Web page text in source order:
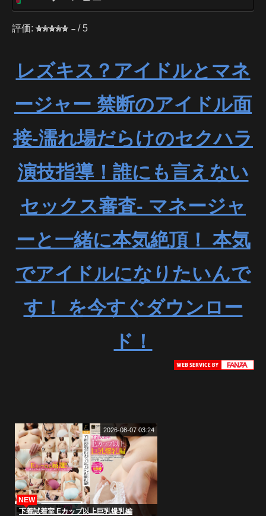
評価: – / 5
レズキス？アイドルとマネ
ージャー 禁断のアイドル面
接-濡れ場だらけのセクハラ
演技指導！誰にも言えない
セックス審査- マネージャ
ーと一緒に本気絶頂！ 本気
でアイドルになりたいんで
す！ を今すぐダウンロー
ド！
下着試着室 Eカップ以上巨乳爆乳編
NEW
2026-08-07 03:24